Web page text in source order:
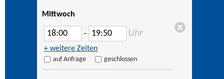
Mittwoch
– Uhr
+ weitere Zeiten
auf Anfrage geschlossen